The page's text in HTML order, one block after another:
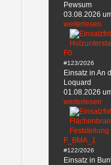
Pewsum
03.08.2026
weiterlesen
F0
#123/2026
Einsatz in An
Loquard
01.08.2026
weiterlesen
F_BMA_1
#122/2026
Einsatz in